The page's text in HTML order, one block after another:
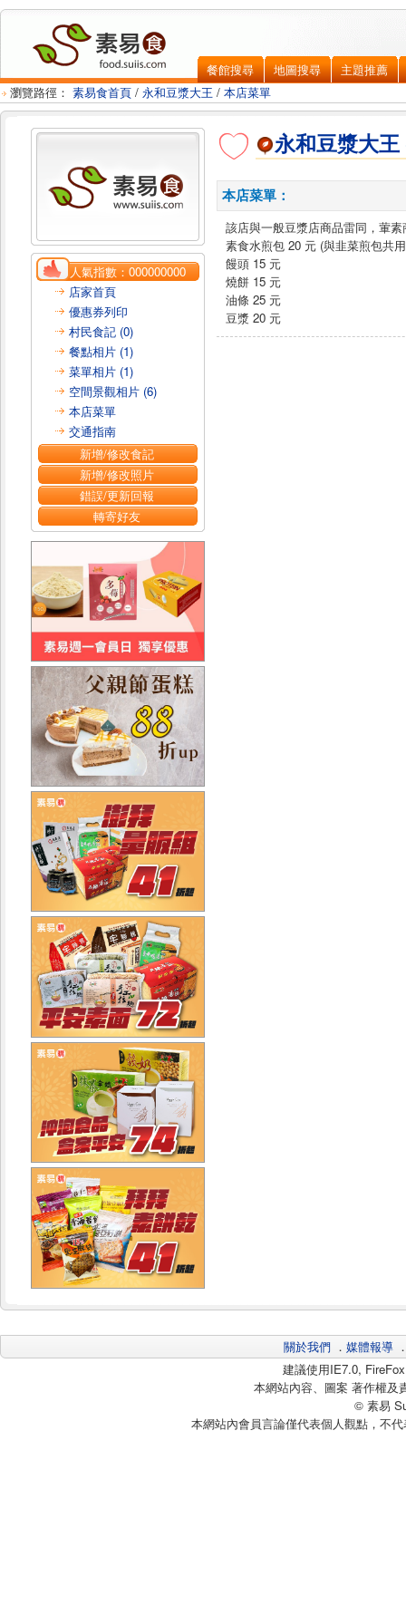
餐館搜尋 地圖搜尋
主題推薦
瀏覽路徑： 素易食首頁 / 永和豆漿大王 / 本店菜單
人氣指數：000000000
店家首頁
優惠券列印
村民食記 (0)
餐點相片 (1)
菜單相片 (1)
空間景觀相片 (6)
本店菜單
交通指南
新增/修改食記
新增/修改照片
錯誤/更新回報
轉寄好友
永和豆漿大王
本店菜單：
該店與一般豆漿店商品雷同，葷
素食水煎包 20 元 (與韭菜煎包共
饅頭 15 元
燒餅 15 元
油條 25 元
豆漿 20 元
關於我們 ． 媒體報導
建議使用IE7.0,
本網站內容、圖案 著作權及
© 素易
本網站內會員言論僅代表個人觀點，不